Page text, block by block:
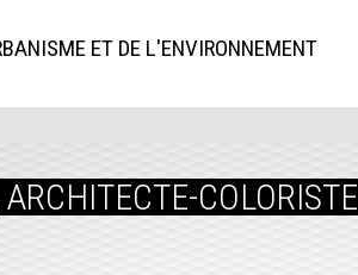
ET DE L'ENVIRONNEMENT
COLORISTE